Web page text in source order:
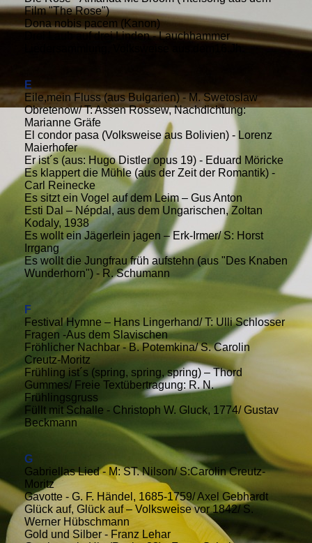
Film "The Rose")
Dona nobis pacem (Kanon)
Drei Laub auf drei Linden - Lauchhammer
Liedersammlung, Volksweise aus dem16.Jh.
E
Eile,mein Fluss (aus Bulgarien) - M. Swetoslaw
Obretenow/ T: Assen Rossew, Nachdichtung:
Marianne Gräfe
El condor pasa (Volksweise aus Bolivien) - Lorenz
Maierhofer
Er ist´s (aus: Hugo Distler opus 19) - Eduard Möricke
Es klappert die Mühle (aus der Zeit der Romantik) -
Carl Reinecke
Es sitzt ein Vogel auf dem Leim – Gus Anton
Esti Dal – Népdal, aus dem Ungarischen, Zoltan
Kodaly, 1938
Es wollt ein Jägerlein jagen – Erk-Irmer/ S: Horst
Irrgang
Es wollt die Jungfrau früh aufstehn (aus "Des Knaben
Wunderhorn") - R. Schumann
F
Festival Hymne – Hans Lingerhand/ T: Ulli Schlosser
Fragen -Aus dem Slavischen
Fröhlicher Nachbar - B. Potemkina/ S. Carolin
Creutz-Moritz
Frühling ist´s (spring, spring, spring) – Thord
Gummes/ Freie Textübertragung: R. N.
Frühlingsgruss
Füllt mit Schalle - Christoph W. Gluck, 1774/ Gustav
Beckmann
G
Gabriellas Lied - M: ST. Nilson/ S:Carolin Creutz-
Moritz
Gavotte - G. F. Händel, 1685-1759/ Axel Gebhardt
Glück auf, Glück auf – Volksweise vor 1842/ S.
Werner Hübschmann
Gold und Silber - Franz Lehar